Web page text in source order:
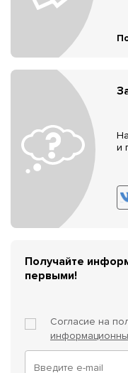
и
Получайте
первыми!
Согласие на